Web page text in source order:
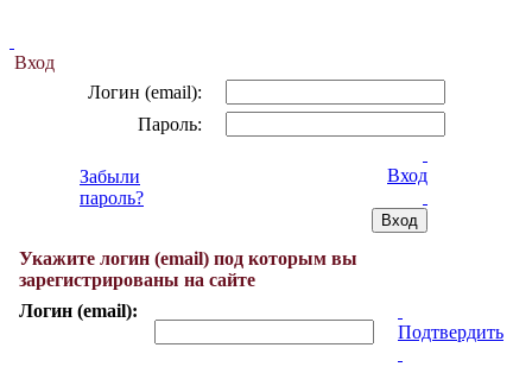
Вход
Логин (email):
Пароль:
Забыли
пароль?
Вход
Укажите логин (email) под которым вы
зарегистрированы на сайте
Логин (email):
Подтвердить